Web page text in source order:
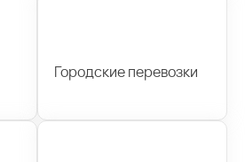
Городские перевозки